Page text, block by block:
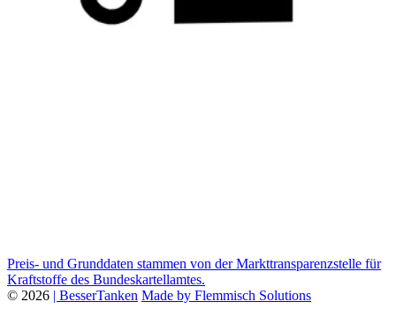
Preis- und Grunddaten stammen von der Markttransparenzstelle für
Kraftstoffe des Bundeskartellamtes.
© 2026 | BesserTanken Made by Flemmisch Solutions